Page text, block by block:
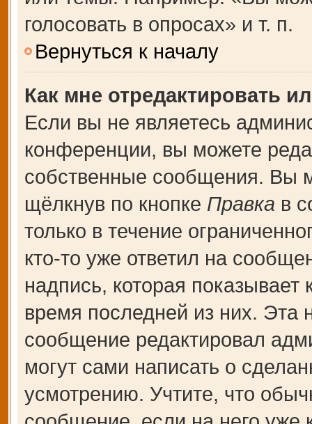
голосовать в опросах» и т. п.
Вернуться к началу
Как мне отредактировать
Если вы не являетесь
конференции, вы можете
собственные сообщения. Вы
щёлкнув по кнопке Правка в
только в течение
кто-то уже ответил на
надпись, которая показывает
время последней из них. Эта
сообщение редактировал
могут сами написать о
усмотрению. Учтите, что